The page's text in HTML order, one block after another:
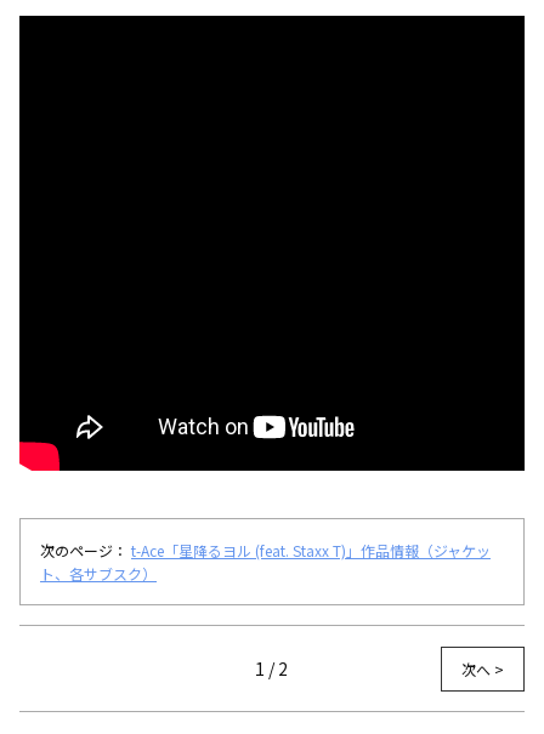
次のページ： t-Ace「星降るヨル (feat. Staxx T)」作品情報（ジャケッ
ト、各サブスク）
1 / 2 次へ >